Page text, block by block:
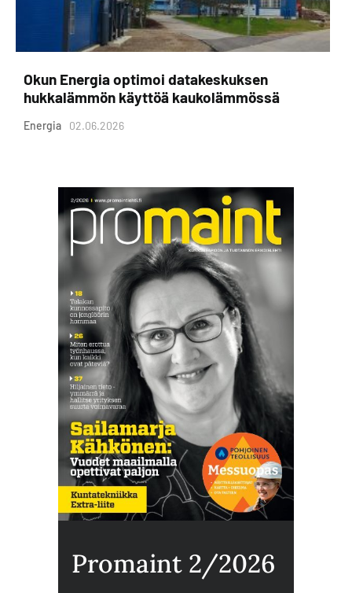
Okun Energia optimoi datakeskuksen
hukkalämmön käyttöä kaukolämmössä
Energia 02.06.2026
Promaint 2/2026